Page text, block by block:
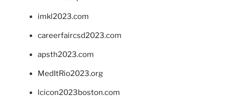
imkl2023.com
careerfaircsd2023.com
apsth2023.com
MedItRio2023.org
lcicon2023boston.com